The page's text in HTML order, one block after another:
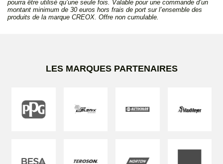
pourra être utilisé qu’une seule fois. Valable pour une commande d’un
montant minimum de 30 euros hors frais de port sur l’ensemble des
produits de la marque CREOX. Offre non cumulable.
LES MARQUES PARTENAIRES